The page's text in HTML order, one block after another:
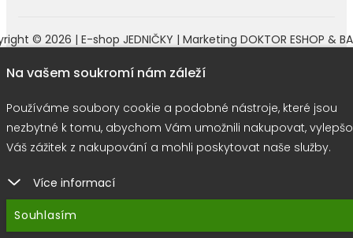
© 2026 | E-shop JEDNIČKY | Marketing DOKTOR ESHOP &
Na vašem soukromí nám záleží
Používáme soubory cookie a podobné nástroje, které jsou
nezbytné k tomu, abychom Vám umožnili nakupovat,
Váš zážitek z nakupování a mohli poskytovat naše služby.
Více informací
Souhlasím